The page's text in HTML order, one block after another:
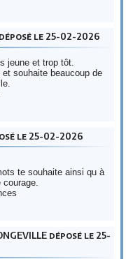
le 25-02-2026
jeune et trop tôt.
souhaite beaucoup de
le 25-02-2026
te souhaite ainsi qu à
courage.
déposé le 25-